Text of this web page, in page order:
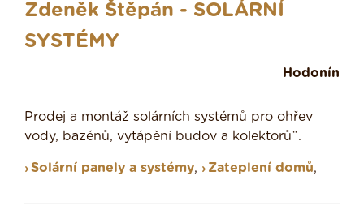
Zdeněk Štěpán - SOLÁRNÍ
SYSTÉMY
Hodonín
Prodej a montáž solárních systémů pro ohřev
vody, bazénů, vytápění budov a kolektorů¨.
Solární panely a systémy, Zateplení domů,